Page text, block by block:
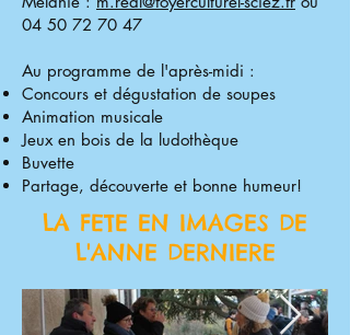
04 50 72 70 47
Au programme de l'après-midi :
Concours et dégustation de soupes
Animation musicale
Jeux en bois de la ludothèque
Buvette
Partage, découverte et bonne humeur!
LA FETE EN IMAGES DE
L'ANNE DERNIERE